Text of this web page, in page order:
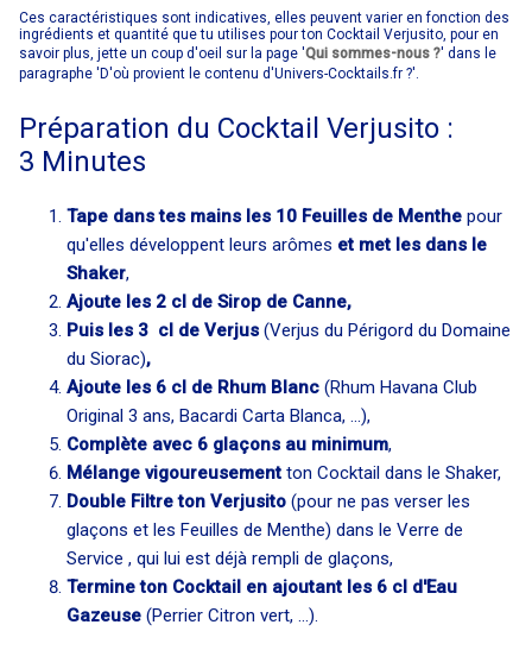
Ces caractéristiques sont indicatives, elles peuvent varier en fonction des
ingrédients et quantité que tu utilises pour ton Cocktail Verjusito, pour en
savoir plus, jette un coup d'oeil sur la page 'Qui sommes-nous ?' dans le
paragraphe 'D'où provient le contenu d'Univers-Cocktails.fr ?'.
Préparation du Cocktail Verjusito :
3 Minutes
Tape dans tes mains les 10 Feuilles de Menthe pour
qu'elles développent leurs arômes et met les dans le
Shaker,
Ajoute les 2 cl de Sirop de Canne,
Puis les 3 cl de Verjus (Verjus du Périgord du Domaine
du Siorac),
Ajoute les 6 cl de Rhum Blanc (Rhum Havana Club
Original 3 ans, Bacardi Carta Blanca, ...),
Complète avec 6 glaçons au minimum,
Mélange vigoureusement ton Cocktail dans le Shaker,
Double Filtre ton Verjusito (pour ne pas verser les
glaçons et les Feuilles de Menthe) dans le Verre de
Service , qui lui est déjà rempli de glaçons,
Termine ton Cocktail en ajoutant les 6 cl d'Eau
Gazeuse (Perrier Citron vert, ...).